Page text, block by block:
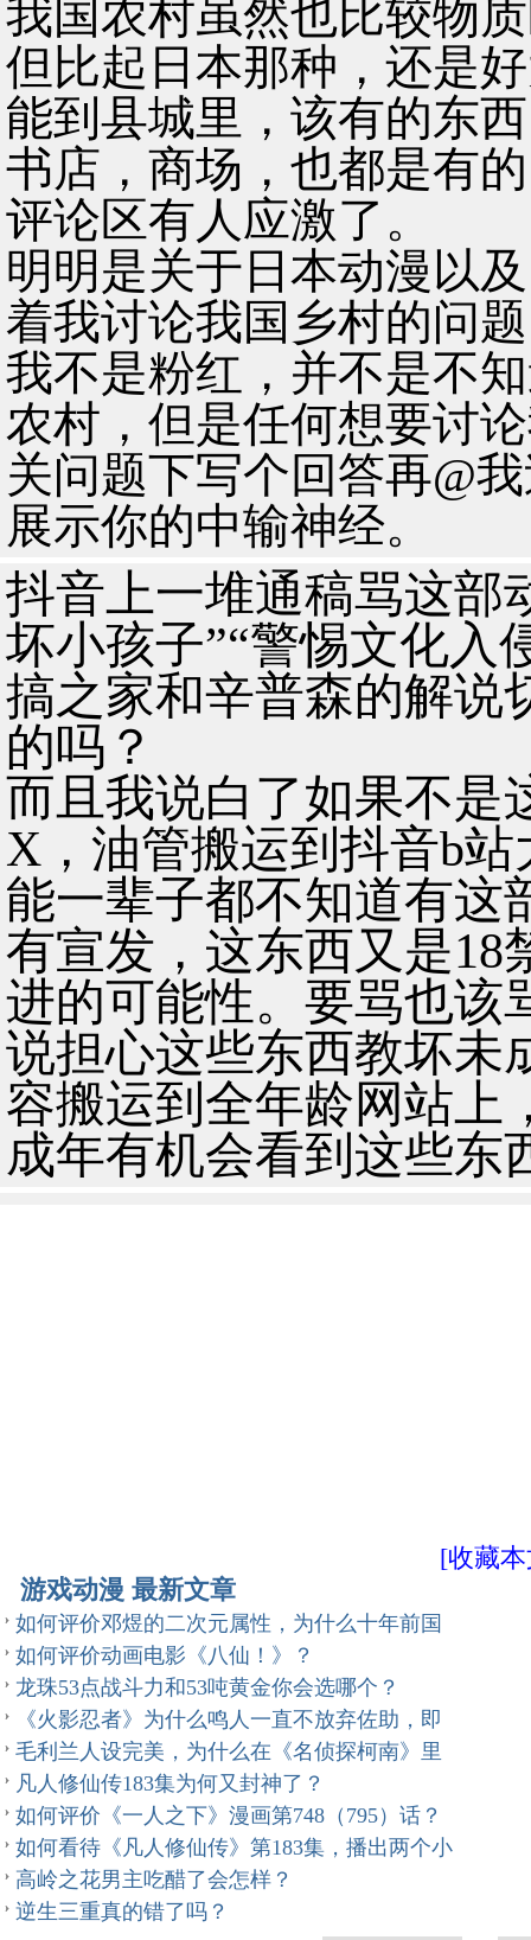
我国农村虽然也比较物
但比起日本那种，还是
能到县城里，该有的东
书店，商场，也都是有
评论区有人应激了。
明明是关于日本动漫以
着我讨论我国乡村的问
我不是粉红，并不是不
农村，但是任何想要讨
关问题下写个回答再@
展示你的中输神经。
抖音上一堆通稿骂这部
坏小孩子”“警惕文化入
搞之家和辛普森的解说
的吗？
而且我说白了如果不是
X，油管搬运到抖音b
能一辈子都不知道有这
有宣发，这东西又是18
进的可能性。要骂也该
说担心这些东西教坏未
容搬运到全年龄网站上
成年有机会看到这些东
[收藏
游戏动漫 最新文章
如何评价邓煜的二次元属性，为什么十年前国
如何评价动画电影《八仙！》？
龙珠53点战斗力和53吨黄金你会选哪个？
《火影忍者》为什么鸣人一直不放弃佐助，即
毛利兰人设完美，为什么在《名侦探柯南》里
凡人修仙传183集为何又封神了？
如何评价《一人之下》漫画第748（795）话？
如何看待《凡人修仙传》第183集，播出两个小
高岭之花男主吃醋了会怎样？
逆生三重真的错了吗？